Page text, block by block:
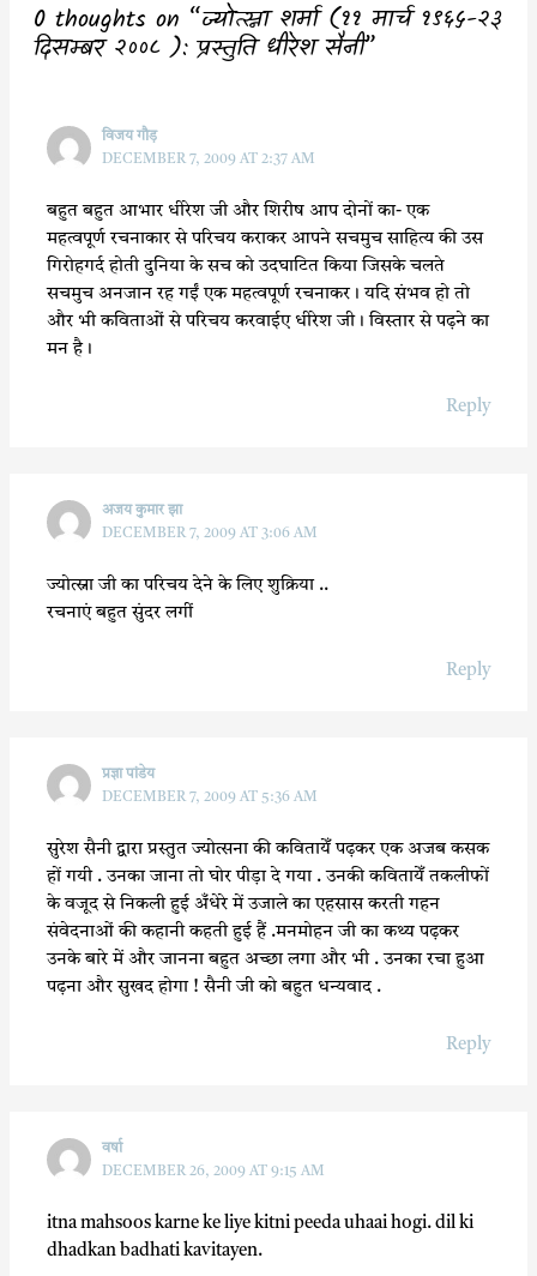
o
p
0 thoughts on “ज्योत्स्ना शर्मा (११ मार्च १९६५-२३
दिसम्बर २००८ ): प्रस्तुति धीरेश सैनी”
विजय गौड़
DECEMBER 7, 2009 AT 2:37 AM
बहुत बहुत आभार धीरेश जी और शिरीष आप दोनों का- एक
महत्वपूर्ण रचनाकार से परिचय कराकर आपने सचमुच साहित्य की उस
गिरोहगर्द होती दुनिया के सच को उदघाटित किया जिसके चलते
सचमुच अनजान रह गईं एक महत्वपूर्ण रचनाकर। यदि संभव हो तो
और भी कविताओं से परिचय करवाईए धीरेश जी। विस्तार से पढ़ने का
मन है।
Reply
अजय कुमार झा
DECEMBER 7, 2009 AT 3:06 AM
ज्योत्स्ना जी का परिचय देने के लिए शुक्रिया ..
रचनाएं बहुत सुंदर लगीं
Reply
प्रज्ञा पांडेय
DECEMBER 7, 2009 AT 5:36 AM
सुरेश सैनी द्वारा प्रस्तुत ज्योत्सना की कवितायेँ पढ़कर एक अजब कसक
हों गयी . उनका जाना तो घोर पीड़ा दे गया . उनकी कवितायेँ तकलीफों
के वजूद से निकली हुई अँधेरे में उजाले का एहसास करती गहन
संवेदनाओं की कहानी कहती हुई हैं .मनमोहन जी का कथ्य पढ़कर
उनके बारे में और जानना बहुत अच्छा लगा और भी . उनका रचा हुआ
पढ़ना और सुखद होगा ! सैनी जी को बहुत धन्यवाद .
Reply
वर्षा
DECEMBER 26, 2009 AT 9:15 AM
itna mahsoos karne ke liye kitni peeda uhaai hogi. dil ki
dhadkan badhati kavitayen.